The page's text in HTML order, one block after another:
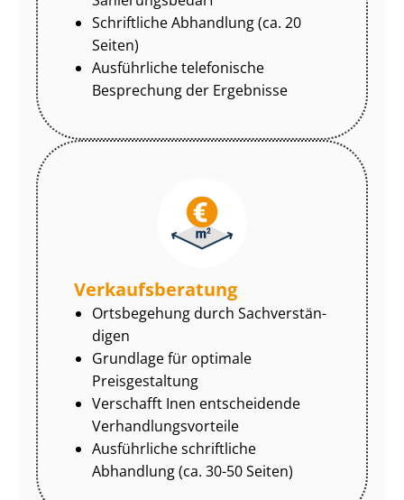
Schriftliche Abhandlung (ca. 20
Seiten)
Ausführliche telefonische
Besprechung der Ergebnisse
Ver­kaufs­be­ra­tung
Ortsbegehung durch Sach­ver­stän­
di­gen
Grundlage für optimale
Preisgestaltung
Verschafft Inen entscheidende
Ver­hand­lungs­vor­tei­le
Ausführliche schriftliche
Abhandlung (ca. 30-50 Seiten)